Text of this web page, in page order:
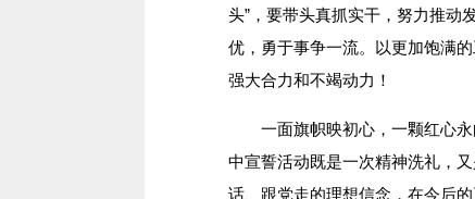
头”，要带头真抓实干，努力推动
优，勇于事争一流。以更加饱满
强大合力和不竭动力！
一面旗帜映初心，一颗红心永
中宣誓活动既是一次精神洗礼，
话、跟党走的理想信念，在今后